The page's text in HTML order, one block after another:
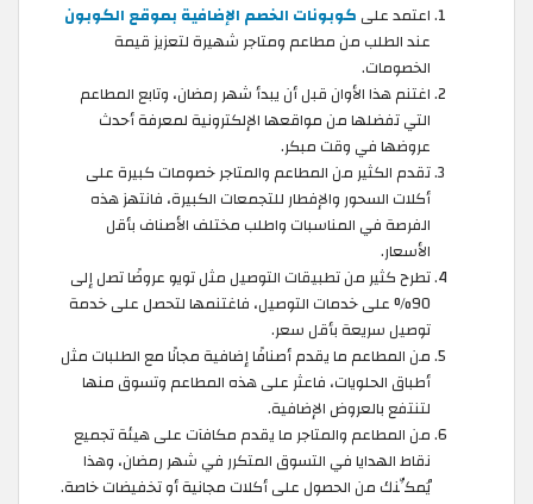
اعتمد على كوبونات الخصم الإضافية بموقع الكوبون
عند الطلب من مطاعم ومتاجر شهيرة لتعزيز قيمة
الخصومات.
اغتنم هذا الأوان قبل أن يبدأ شهر رمضان، وتابع المطاعم
التي تفضلها من مواقعها الإلكترونية لمعرفة أحدث
عروضها في وقت مبكر.
تقدم الكثير من المطاعم والمتاجر خصومات كبيرة على
أكلات السحور والإفطار للتجمعات الكبيرة، فانتهز هذه
الفرصة في المناسبات واطلب مختلف الأصناف بأقل
الأسعار.
تطرح كثير من تطبيقات التوصيل مثل تويو عروضًا تصل إلى
90% على خدمات التوصيل، فاغتنمها لتحصل على خدمة
توصيل سريعة بأقل سعر.
من المطاعم ما يقدم أصنافًا إضافية مجانًا مع الطلبات مثل
أطباق الحلويات، فاعثر على هذه المطاعم وتسوق منها
لتنتفع بالعروض الإضافية.
من المطاعم والمتاجر ما يقدم مكافآت على هيئة تجميع
نقاط الهدايا في التسوق المتكرر في شهر رمضان، وهذا
يُمكِّنك من الحصول على أكلات مجانية أو تخفيضات خاصة.